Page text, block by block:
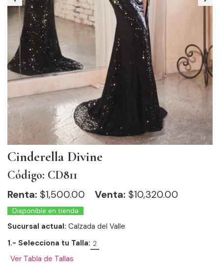
Cinderella Divine
Código: CD811
Renta: $1,500.00 Venta: $10,320.00
Disponible en tienda
Sucursal actual: Calzada del Valle
1.- Selecciona tu Talla: 2
Ver Tabla de Tallas